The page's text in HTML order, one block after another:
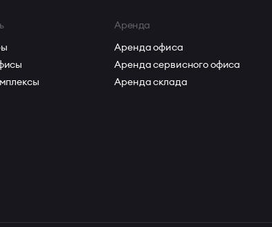
Аренда
Аренда офиса
Аренда сервисного офиса
Аренда склада